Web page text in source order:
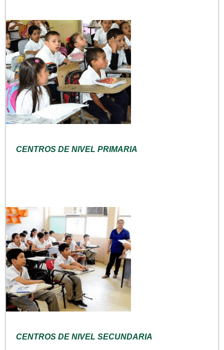
CENTROS DE NIVEL PRIMARIA
CENTROS DE NIVEL SECUNDARIA